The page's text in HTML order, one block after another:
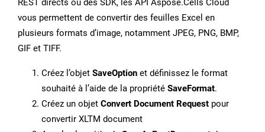
REST directs ou des SDK, les API Aspose.Cells Cloud
vous permettent de convertir des feuilles Excel en
plusieurs formats d’image, notamment JPEG, PNG, BMP,
GIF et TIFF.
Créez l’objet SaveOption et définissez le format
souhaité à l’aide de la propriété SaveFormat.
Créez un objet Convert Document Request pour
convertir XLTM document